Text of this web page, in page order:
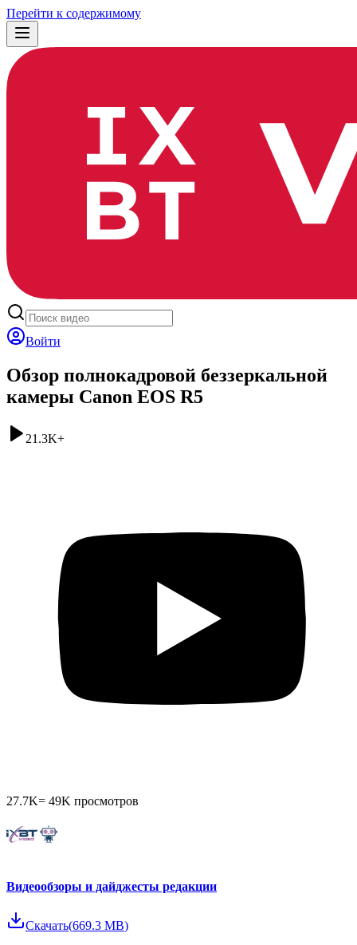
Перейти к содержимому
Войти
Обзор полнокадровой беззеркальной
камеры Canon EOS R5
21.3K+
27.7K= 49K просмотров
Видеообзоры и дайджесты редакции
Скачать(669.3 MB)